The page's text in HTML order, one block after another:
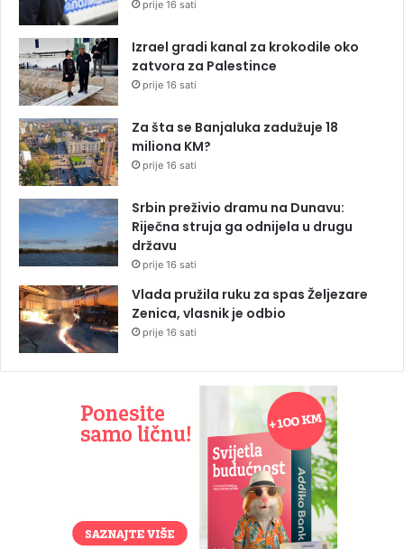
prije 16 sati
Izrael gradi kanal za krokodile oko
zatvora za Palestince
prije 16 sati
Za šta se Banjaluka zadužuje 18
miliona KM?
prije 16 sati
Srbin preživio dramu na Dunavu:
Riječna struja ga odnijela u drugu
državu
prije 16 sati
Vlada pružila ruku za spas Željezare
Zenica, vlasnik je odbio
prije 16 sati